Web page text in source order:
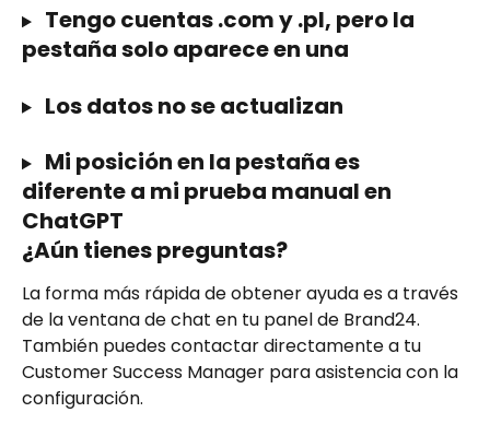
Tengo cuentas .com y .pl, pero la
pestaña solo aparece en una
Los datos no se actualizan
Mi posición en la pestaña es
diferente a mi prueba manual en
ChatGPT
¿Aún tienes preguntas?
La forma más rápida de obtener ayuda es a través
de la ventana de chat en tu panel de Brand24.
También puedes contactar directamente a tu
Customer Success Manager para asistencia con la
configuración.